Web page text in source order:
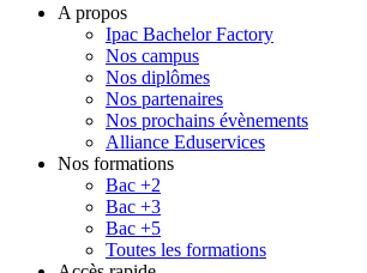
A propos
Ipac Bachelor Factory
Nos campus
Nos diplômes
Nos partenaires
Nos prochains évènements
Alliance Eduservices
Nos formations
Bac +2
Bac +3
Bac +5
Toutes les formations